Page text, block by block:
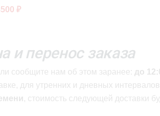
₽
и перенос заказа
сообщите нам об этом заранее: до
для утренних и дневных
, стоимость следующей доставки